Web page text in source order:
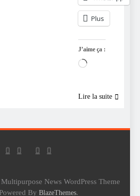
Plus
J’aime ça :
Chargement…
Lire la suite
News WordPress Theme
By BlazeThemes.